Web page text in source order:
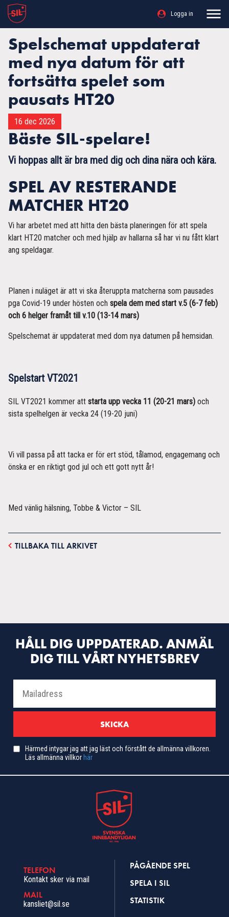
Logga in
Spelschemat uppdaterat
med nya datum för att
fortsätta spelet som
pausats HT20
16 dec 2026
Bäste SIL-spelare!
Vi hoppas allt är bra med dig och dina nära och kära.
SPEL AV RESTERANDE
MATCHER HT20
Vi har arbetet med att hitta den bästa planeringen för att spela
klart HT20 matcher och med hjälp av hallarna så har vi nu fått klart
ang speldagar.
Planen i nuläget är att vi ska återuppta matcherna som pausades
pga Covid-19 under hösten och spela dem med start v.5 (6-7 feb)
och 6 helger framåt till v.10 (13-14 mars)
Spelschemat är uppdaterat med dom nya datumen på hemsidan.
Spelstart VT2021
SIL VT2021 kommer att starta upp vecka 11 (20-21 mars) och
sista spelhelgen är vecka 24 (19-20 juni)
Vi vill passa på att tacka er för ert stöd, tålamod, engagemang och
önska er en riktigt god jul och ett gott nytt år!
Med vänlig hälsning, Tobbe & Victor – SIL
TILLBAKA TILL ARKIVET
HÅLL DIG UPPDATERAD. ANMÄL
DIG TILL VÅRT NYHETSBREV
Härmed intygar jag att jag läst och förstått de allmänna villkoren.
Läs allmänna villkor här
TELEFON
Kontakt sker via mail
MAIL
kansliet@sil.se
PÅGÅENDE SPEL
SPELA I SIL
STATISTIK